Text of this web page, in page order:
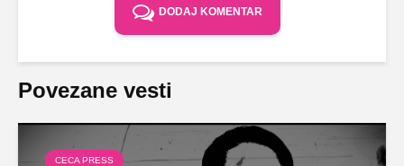
DODAJ KOMENTAR
Povezane vesti
CECA PRESS